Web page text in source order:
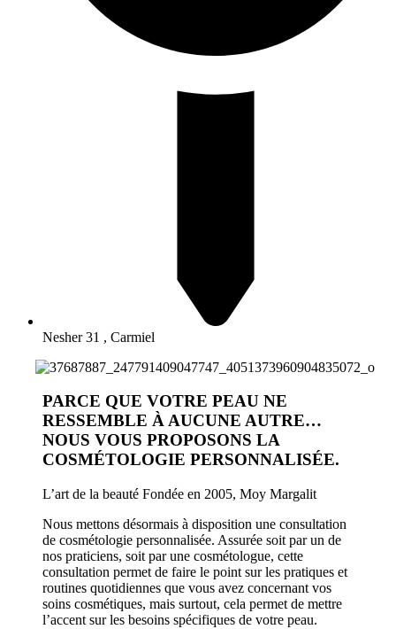
Nesher 31 , Carmiel
PARCE QUE VOTRE PEAU NE
RESSEMBLE À AUCUNE AUTRE…
NOUS VOUS PROPOSONS LA
COSMÉTOLOGIE PERSONNALISÉE.
L’art de la beauté Fondée en 2005, Moy Margalit
Nous mettons désormais à disposition une consultation
de cosmétologie personnalisée. Assurée soit par un de
nos praticiens, soit par une cosmétologue, cette
consultation permet de faire le point sur les pratiques et
routines quotidiennes que vous avez concernant vos
soins cosmétiques, mais surtout, cela permet de mettre
l’accent sur les besoins spécifiques de votre peau.